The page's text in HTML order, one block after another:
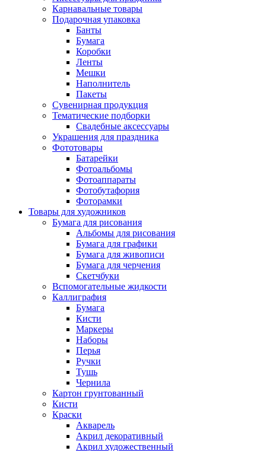
Карнавальные товары
Подарочная упаковка
Банты
Бумага
Коробки
Ленты
Мешки
Наполнитель
Пакеты
Сувенирная продукция
Тематические подборки
Свадебные аксессуары
Украшения для праздника
Фототовары
Батарейки
Фотоальбомы
Фотоаппараты
Фотобутафория
Фоторамки
Товары для художников
Бумага для рисования
Альбомы для рисования
Бумага для графики
Бумага для живописи
Бумага для черчения
Скетчбуки
Вспомогательные жидкости
Каллиграфия
Бумага
Кисти
Маркеры
Наборы
Перья
Ручки
Тушь
Чернила
Картон грунтованный
Кисти
Краски
Акварель
Акрил декоративный
Акрил художественный